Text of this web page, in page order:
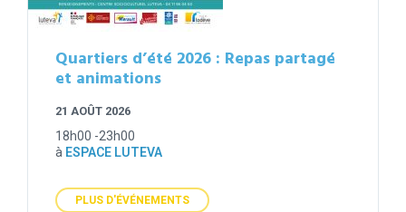
Quartiers d’été 2026 : Repas partagé
et animations
21 AOÛT 2026
18h00 -23h00
à ESPACE LUTEVA
PLUS D'ÉVÉNEMENTS